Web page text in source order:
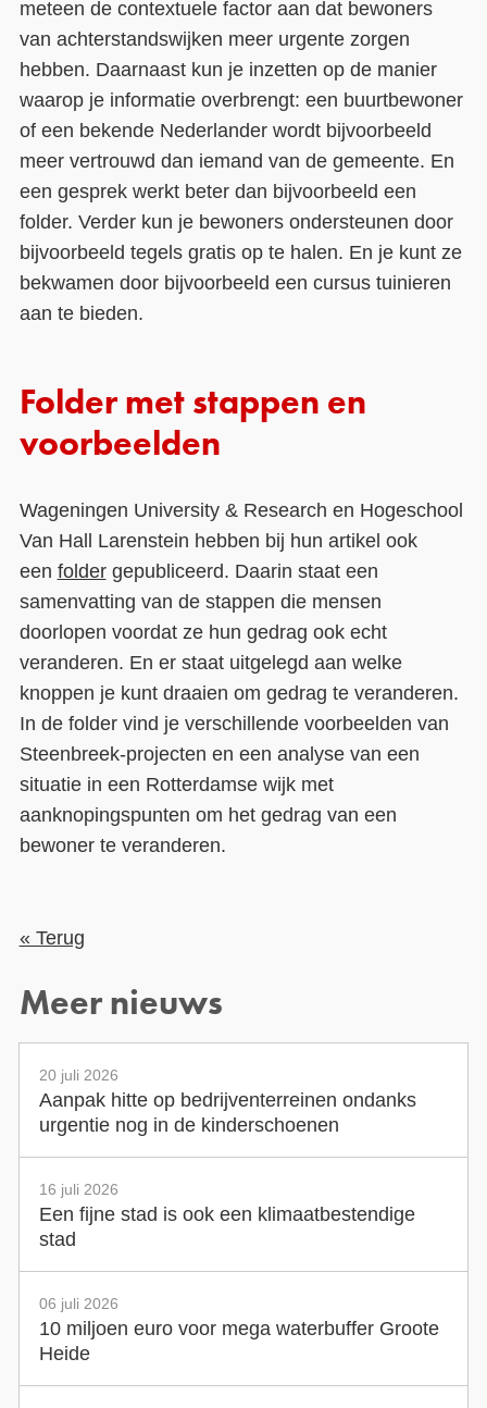
meteen de contextuele factor aan dat bewoners
van achterstandswijken meer urgente zorgen
hebben. Daarnaast kun je inzetten op de manier
waarop je informatie overbrengt: een buurtbewoner
of een bekende Nederlander wordt bijvoorbeeld
meer vertrouwd dan iemand van de gemeente. En
een gesprek werkt beter dan bijvoorbeeld een
folder. Verder kun je bewoners ondersteunen door
bijvoorbeeld tegels gratis op te halen. En je kunt ze
bekwamen door bijvoorbeeld een cursus tuinieren
aan te bieden.
Folder met stappen en
voorbeelden
Wageningen University & Research en Hogeschool
Van Hall Larenstein hebben bij hun artikel ook
een foldergepubliceerd. Daarin staat een
samenvatting van de stappen die mensen
doorlopen voordat ze hun gedrag ook echt
veranderen. En er staat uitgelegd aan welke
knoppen je kunt draaien om gedrag te veranderen.
In de folder vind je verschillende voorbeelden van
Steenbreek-projecten en een analyse van een
situatie in een Rotterdamse wijk met
aanknopingspunten om het gedrag van een
bewoner te veranderen.
« Terug
Meer nieuws
20 juli 2026
Aanpak hitte op bedrijventerreinen ondanks
urgentie nog in de kinderschoenen
16 juli 2026
Een fijne stad is ook een klimaatbestendige
stad
06 juli 2026
10 miljoen euro voor mega waterbuffer Groote
Heide